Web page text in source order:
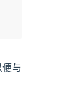
便与